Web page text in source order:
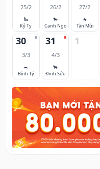
25/2
🐍
Kỷ Tỵ
26/2
🐎
Canh Ngọ
27/2
🐐
Tân Mùi
30
3/3
🐀
Bính Tý
31
4/3
🐂
Đinh Sửu
1